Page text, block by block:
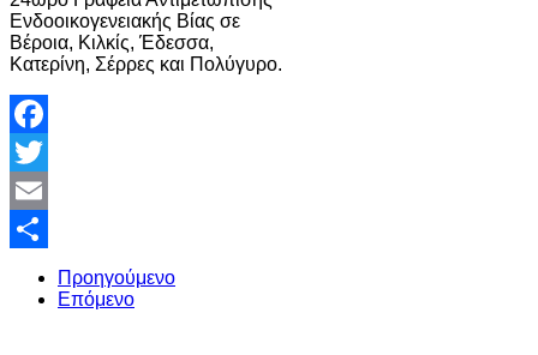
Ενδοοικογενειακής Βίας σε
Βέροια, Κιλκίς, Έδεσσα,
Κατερίνη, Σέρρες και Πολύγυρο.
Facebook
Twitter
Email
Share
Προηγούμενο
Επόμενο